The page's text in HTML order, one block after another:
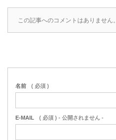
この記事へのコメントはありません。
名前 ( 必須 )
E-MAIL ( 必須 ) - 公開されません -